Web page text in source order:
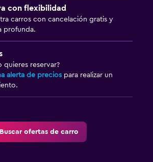
con flexibilidad
carros con cancelación gratis y
profunda.
quieres reservar?
alerta de precios para realizar un
Buscar ofertas de carro